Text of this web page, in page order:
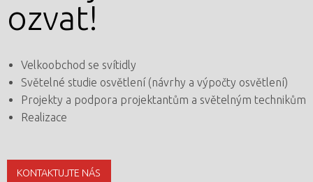
ozvat!
Velkoobchod se svítidly
Světelné studie osvětlení (návrhy a výpočty osvětlení)
Projekty a podpora projektantům a světelným technikům
Realizace
KONTAKTUJTE NÁS